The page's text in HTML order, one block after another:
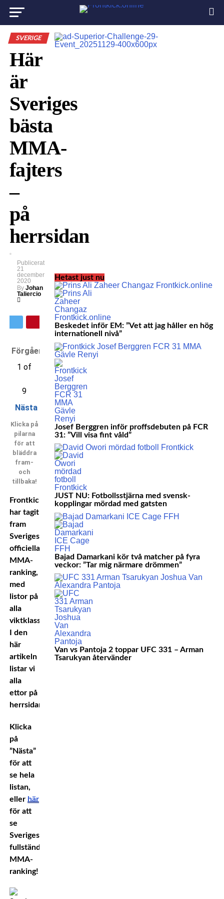
SVERIGE
Här
är
Sveriges
bästa
MMA-
fajters
–
på
herrsidan
Publicerat
21
december
2020
By Johan
Taliercio
Förgående
1 of
9
Nästa
Klicka på
pilarna
för att
bläddra
fram-
och
tillbaka!
Frontkick
har tagit
fram
Sveriges
officiella
MMA-
ranking,
med
listor på
alla
viktklasser.
I den
här
artikeln
listar vi
alla
ettor på
herrsidan.
Klicka
på
”Nästa”
för att
se hela
listan,
eller här
för att
se
Sveriges
fullständiga
MMA-
ranking!
Hetast just nu
Beskedet inför EM: ”Vet att jag håller en hög
internationell nivå”
Josef Berggren inför proffsdebuten på FCR
31: ”Vill visa fint våld”
JUST NU: Fotbollsstjärna med svensk-
kopplingar mördad med gatsten
Bajad Damarkani kör två matcher på fyra
veckor: ”Tar mig närmare drömmen”
Van vs Pantoja 2 toppar UFC 331 – Arman
Tsarukyan återvänder